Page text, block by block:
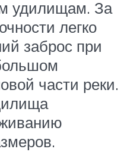
удилищам. За
легко
заброс при
части реки.